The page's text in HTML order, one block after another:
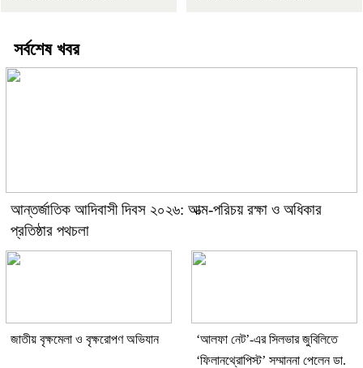
সর্বশেষ খবর
আন্তর্জাতিক আদিবাসী দিবস ২০২৬: আত্ম-পরিচয় রক্ষা ও অধিকার
প্রতিষ্ঠার পথচলা
জাতীয় বৃক্ষমেলা ও বৃক্ষরোপণ অভিযান
‘আলফা নেট’-এর সিলভার জুবিলিতে
‘ফিলানথ্রোপিস্ট’ সম্মাননা পেলেন ডা.